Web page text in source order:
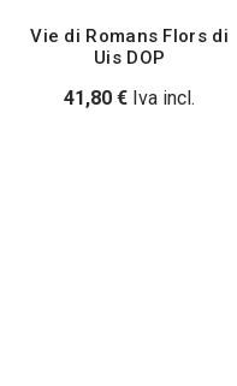
Vie di Romans Flors di
Uis DOP
41,80€ Iva incl.